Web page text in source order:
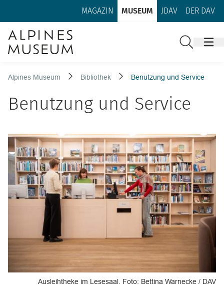
Zum Inhalt
Zur Footer-Navigation
MAGAZIN MUSEUM JDAV DER DAV
Alpines Museum Bibliothek Benutzung und Service
Benutzung und Service
Ausleihtheke im Lesesaal. Foto: Bettina Warnecke / DAV